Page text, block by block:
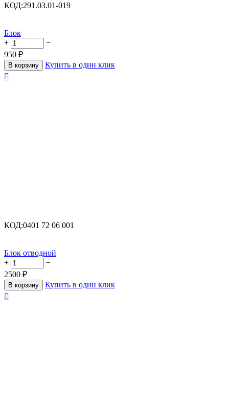
КОД:291.03.01-019
Блок
+
−
950 ₽
В корзину
Купить в один клик

КОД:0401 72 06 001
Блок отводной
+
−
2500 ₽
В корзину
Купить в один клик
